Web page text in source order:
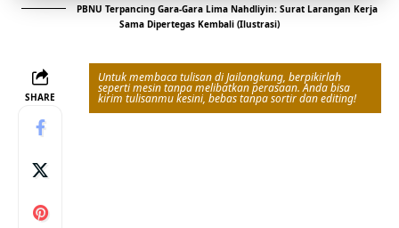
PBNU Terpancing Gara-Gara Lima Nahdliyin: Surat Larangan Kerja
Sama Dipertegas Kembali (Ilustrasi)
SHARE
Untuk membaca tulisan di Jailangkung, berpikirlah
seperti mesin tanpa melibatkan perasaan. Anda bisa
kirim tulisanmu kesini, bebas tanpa sortir dan editing!